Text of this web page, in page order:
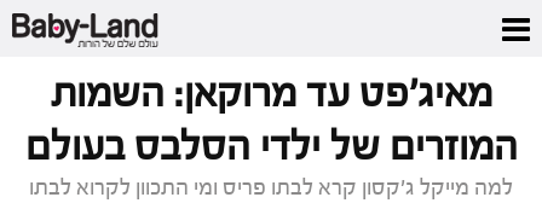
דף הבית
מאיג'פט עד מרוקאן: השמות המוזרים של ילדי הסלבס
מאיג'פט עד מרוקאן: השמות
המוזרים של ילדי הסלבס בעולם
למה מייקל ג'קסון קרא לבתו פריס ומי התכוון לקרוא לבתו